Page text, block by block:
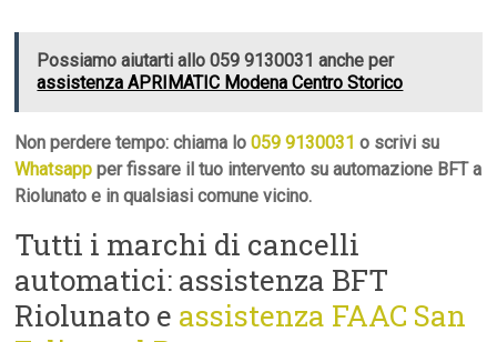
Possiamo aiutarti allo 059 9130031 anche per
assistenza APRIMATIC Modena Centro Storico
Non perdere tempo: chiama lo059 9130031 o scrivi su
Whatsapp per fissare il tuo intervento su automazione BFT a
Riolunato e in qualsiasi comune vicino.
Tutti i marchi di cancelli
automatici: assistenza BFT
Riolunato e assistenza FAAC San